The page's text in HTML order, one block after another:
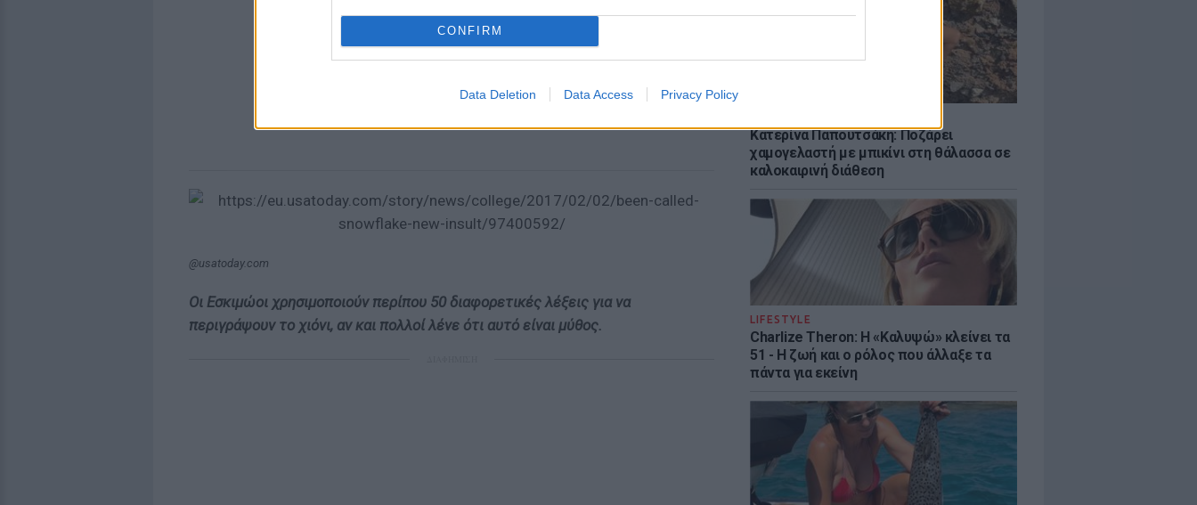
CONFIRM
Data Deletion Data Access Privacy Policy
Κατερίνα Παπουτσάκη: Ποζάρει
χαμογελαστή με μπικίνι στη θάλασσα σε
καλοκαιρινή διάθεση
LIFESTYLE
Charlize Theron: Η «Καλυψώ» κλείνει τα
51 - H ζωή και ο ρόλος που άλλαξε τα
πάντα για εκείνη
@usatoday.com
Οι Εσκιμώοι χρησιμοποιούν περίπου 50 διαφορετικές λέξεις για να
περιγράψουν το χιόνι, αν και πολλοί λένε ότι αυτό είναι μύθος.